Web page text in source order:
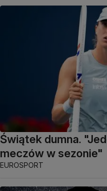
Świątek dumna.
meczów w sezonie"
EUROSPORT